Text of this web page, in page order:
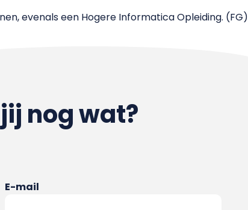
evenals een Hogere Informatica Opleiding. (FG)
nog wat?
E-mail